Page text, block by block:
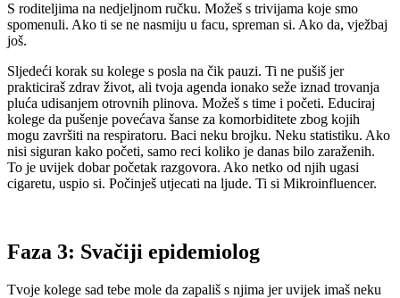
S roditeljima na nedjeljnom ručku. Možeš s trivijama koje smo
spomenuli. Ako ti se ne nasmiju u facu, spreman si. Ako da, vježbaj
još.
Sljedeći korak su kolege s posla na čik pauzi. Ti ne pušiš jer
prakticiraš zdrav život, ali tvoja agenda ionako seže iznad trovanja
pluća udisanjem otrovnih plinova. Možeš s time i početi. Educiraj
kolege da pušenje povećava šanse za komorbiditete zbog kojih
mogu završiti na respiratoru. Baci neku brojku. Neku statistiku. Ako
nisi siguran kako početi, samo reci koliko je danas bilo zaraženih.
To je uvijek dobar početak razgovora. Ako netko od njih ugasi
cigaretu, uspio si. Počinješ utjecati na ljude. Ti si Mikroinfluencer.
Faza 3: Svačiji epidemiolog
Tvoje kolege sad tebe mole da zapališ s njima jer uvijek imaš neku